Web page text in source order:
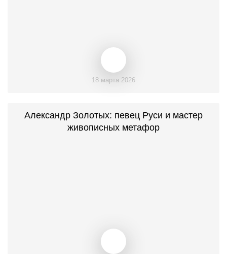
18 марта 2026
Александр Золотых: певец Руси и мастер
живописных метафор